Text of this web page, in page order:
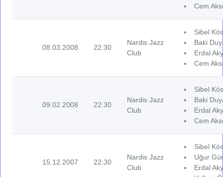
Cem
08.03.2008 22:30
Nardis Jazz
Club
Sibel
Baki
Erdal
Cem
09.02.2008 22:30
Nardis Jazz
Club
Sibel
Baki
Erdal
Cem
15.12.2007 22:30
Nardis Jazz
Club
Sibel
Uğur
Erdal